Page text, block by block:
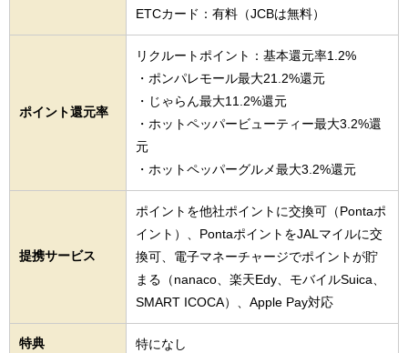
ETCカード：有料（JCBは無料）
ポイント還元率
リクルートポイント：基本還元率1.2%
・ポンパレモール最大21.2%還元
・じゃらん最大11.2%還元
・ホットペッパービューティー最大3.2%還
元
・ホットペッパーグルメ最大3.2%還元
提携サービス
ポイントを他社ポイントに交換可（Pontaポ
イント）、PontaポイントをJALマイルに交
換可、電子マネーチャージでポイントが貯
まる（nanaco、楽天Edy、モバイルSuica、
SMART ICOCA）、Apple Pay対応
特典 特になし